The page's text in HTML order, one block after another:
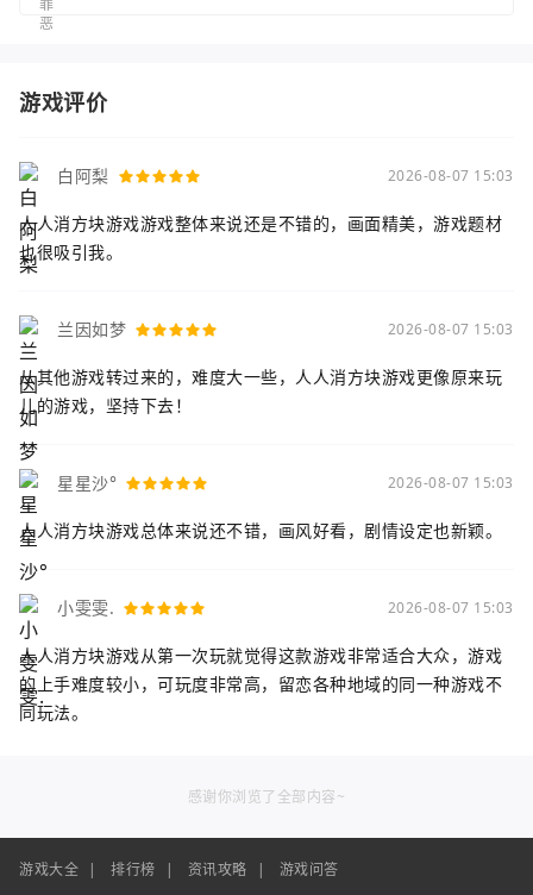
游戏评价
白阿梨 2026-08-07 15:03
人人消方块游戏游戏整体来说还是不错的，画面精美，游戏题材
也很吸引我。
兰因如梦 2026-08-07 15:03
从其他游戏转过来的，难度大一些，人人消方块游戏更像原来玩
儿的游戏，坚持下去！
星星沙° 2026-08-07 15:03
人人消方块游戏总体来说还不错，画风好看，剧情设定也新颖。
小雯雯. 2026-08-07 15:03
人人消方块游戏从第一次玩就觉得这款游戏非常适合大众，游戏
的上手难度较小，可玩度非常高，留恋各种地域的同一种游戏不
同玩法。
感谢你浏览了全部内容~
游戏大全 | 排行榜 | 资讯攻略 |
游戏问答